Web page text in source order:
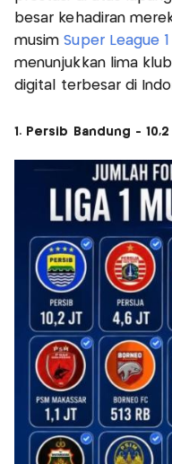
besar kehadiran
musimSuper League 1
menunjukkan lima
digital terbesar di
1. Persib Bandung -